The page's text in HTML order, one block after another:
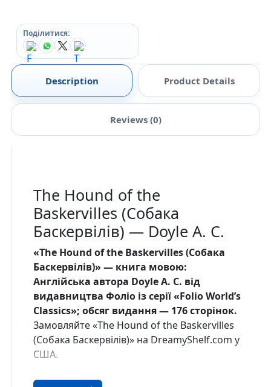
Поділитися:
Description Product Details
Reviews (0)
The Hound of the
Baskervilles (Собака
Баскервілів) — Doyle A. C.
«The Hound of the Baskervilles (Собака
Баскервілів)» — книга мовою:
Англiйська автора Doyle A. C. від
видавництва Фоліо із серії «Folio World’s
Classics»; обсяг видання — 176 сторінок.
Замовляйте «The Hound of the Baskervilles
(Собака Баскервілів)» на DreamyShelf.com у
США.
Про книгу